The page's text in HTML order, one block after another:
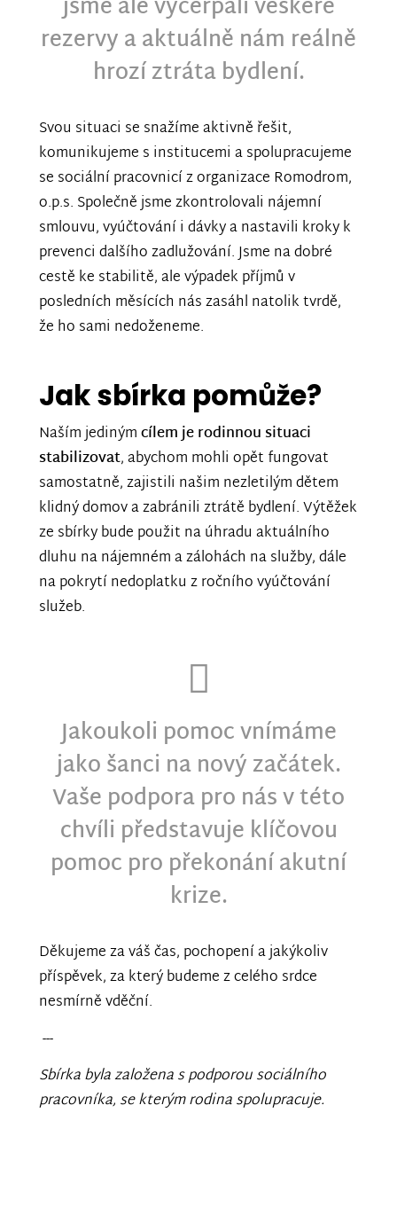
jsme ale vyčerpali veškeré
rezervy a aktuálně nám reálně
hrozí ztráta bydlení.
Svou situaci se snažíme aktivně řešit,
komunikujeme s institucemi a spolupracujeme
se sociální pracovnicí z organizace Romodrom,
o.p.s. Společně jsme zkontrolovali nájemní
smlouvu, vyúčtování i dávky a nastavili kroky k
prevenci dalšího zadlužování. Jsme na dobré
cestě ke stabilitě, ale výpadek příjmů v
posledních měsících nás zasáhl natolik tvrdě,
že ho sami nedoženeme.
Jak sbírka pomůže?
Naším jedinýmcílem je rodinnou situaci
stabilizovat, abychom mohli opět fungovat
samostatně, zajistili našim nezletilým dětem
klidný domov a zabránili ztrátě bydlení. Výtěžek
ze sbírky bude použit na úhradu aktuálního
dluhu na nájemném a zálohách na služby, dále
na pokrytí nedoplatku z ročního vyúčtování
služeb.
Jakoukoli pomoc vnímáme
jako šanci na nový začátek.
Vaše podpora pro nás v této
chvíli představuje klíčovou
pomoc pro překonání akutní
krize.
Děkujeme za váš čas, pochopení a jakýkoliv
příspěvek, za který budeme z celého srdce
nesmírně vděční.
---
Sbírka byla založena s podporou sociálního
pracovníka, se kterým rodina spolupracuje.